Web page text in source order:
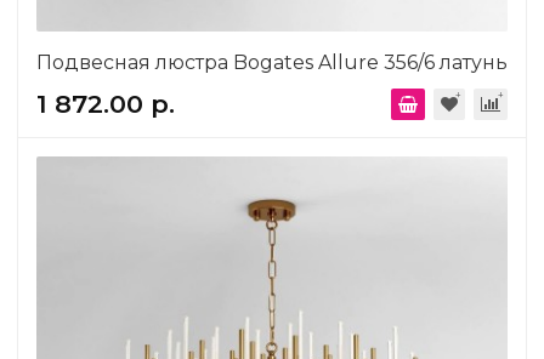
Подвесная люстра Bogates Allure 356/6 латунь
1 872.00 р.